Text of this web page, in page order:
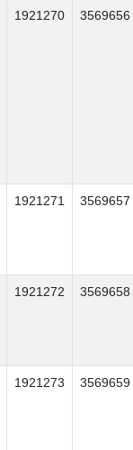
1921270 3569656
1921271 3569657
1921272 3569658
1921273 3569659